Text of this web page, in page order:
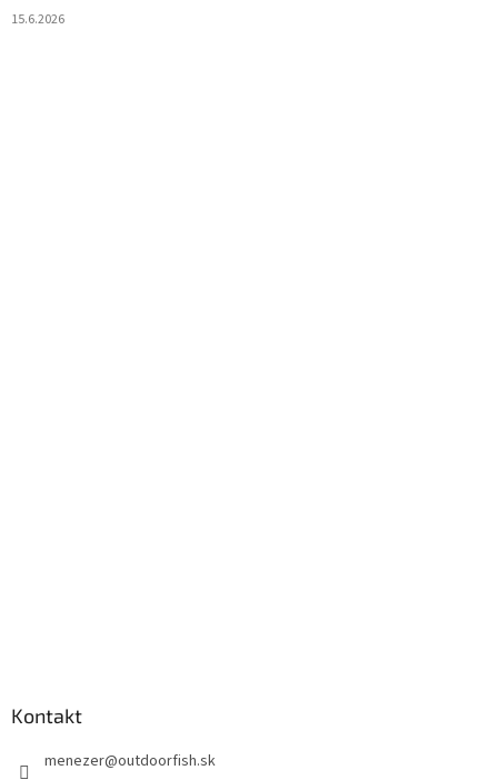
15.6.2026
Kontakt
menezer@outdoorfish.sk